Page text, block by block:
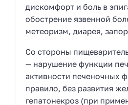
дискомфорт и боль в
обострение язвенной
метеоризм, диарея,
Со стороны
— нарушение функции
активности печеночных
правило, без развития
гепатонекроз (при